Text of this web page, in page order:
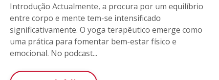
Introdução Actualmente, a procura por um equilíbrio
entre corpo e mente tem-se intensificado
significativamente. O yoga terapêutico emerge como
uma prática para fomentar bem-estar físico e
emocional. No podcast...